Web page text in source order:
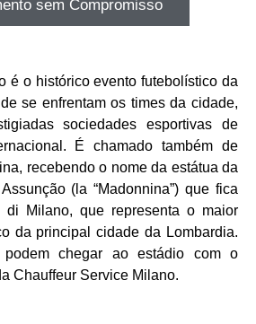
sem Compromisso
é o histórico evento futebolístico da
se enfrentam os times da cidade,
sociedades esportivas de
É chamado também de
recebendo o nome da estátua da
(la “Madonnina”) que fica
Milano, que representa o maior
da principal cidade da Lombardia.
chegar ao estádio com o
Chauffeur Service Milano.